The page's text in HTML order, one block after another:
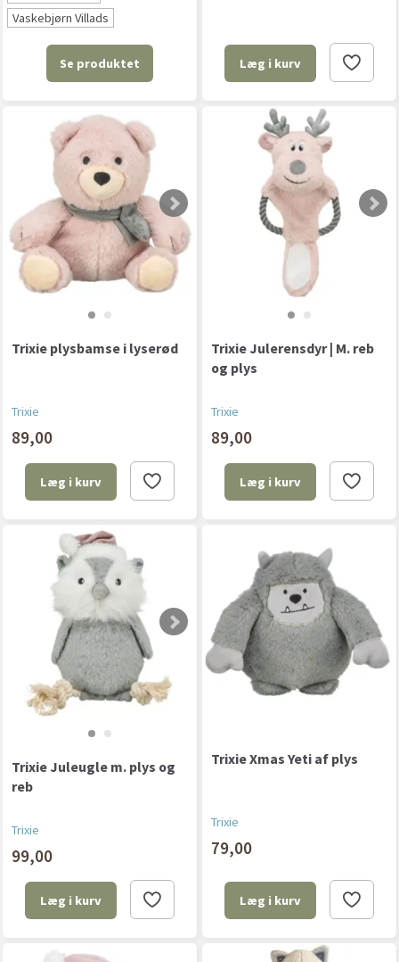
Vaskebjørn Villads
Se produktet Læg i kurv
Trixie plysbamse i lyserød
Trixie
89,00
Læg i kurv
Trixie Julerensdyr | M. reb
og plys
Trixie
89,00
Læg i kurv
Trixie Juleugle m. plys og
reb
Trixie
99,00
Læg i kurv
Trixie Xmas Yeti af plys
Trixie
79,00
Læg i kurv